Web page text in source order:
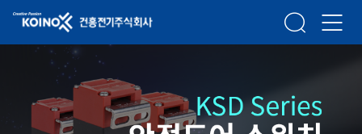
건흥전기주식회사 검색 메뉴열